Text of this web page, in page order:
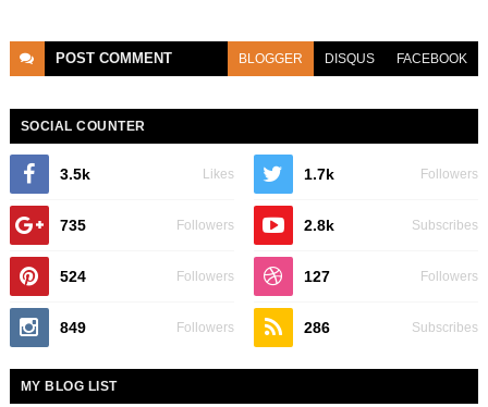
POST COMMENT BLOGGER DISQUS FACEBOOK
SOCIAL COUNTER
3.5k Likes 1.7k Followers
735 Followers 2.8k Subscribes
524 Followers 127 Followers
849 Followers 286 Subscribes
MY BLOG LIST